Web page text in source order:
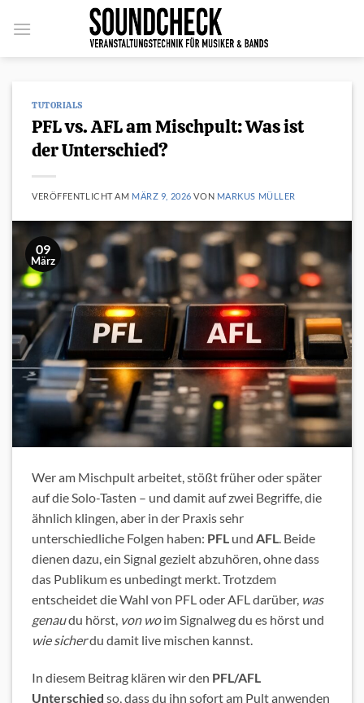
Inhalt
TUTORIALS
PFL vs. AFL am Mischpult: Was ist
der Unterschied?
VERÖFFENTLICHT AM MÄRZ 9, 2026 VON MARKUS MÜLLER
09
März
Wer am Mischpult arbeitet, stößt früher oder später
auf die Solo-Tasten – und damit auf zwei Begriffe, die
ähnlich klingen, aber in der Praxis sehr
unterschiedliche Folgen haben: PFL und AFL. Beide
dienen dazu, ein Signal gezielt abzuhören, ohne dass
das Publikum es unbedingt merkt. Trotzdem
entscheidet die Wahl von PFL oder AFL darüber, was
genaudu hörst, von woim Signalweg du es hörst und
wie sicherdu damit live mischen kannst.
In diesem Beitrag klären wir den PFL/AFL
Unterschied so, dass du ihn sofort am Pult anwenden